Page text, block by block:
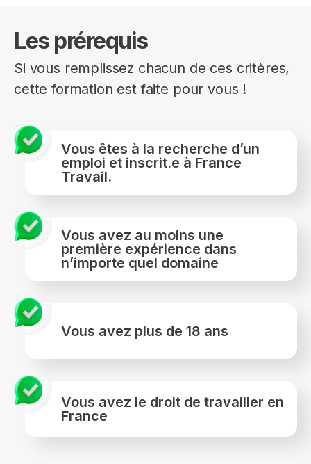
Les prérequis
Si vous remplissez chacun de ces critères,
cette formation est faite pour vous !
Vous êtes à la recherche d’un
emploi et inscrit.e à France
Travail.
Vous avez au moins une
première expérience dans
n’importe quel domaine
Vous avez plus de 18 ans
Vous avez le droit de travailler en
France